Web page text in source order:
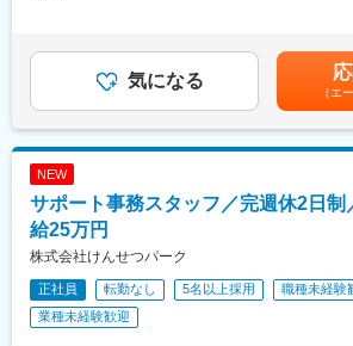
車、スマホ、半導体など世界を動かす製
す。
・業界トップクラスの信頼を武器に営業
・出張：月1～2回程度（日帰り～1泊）※
カーへ訪問
■福利厚生：
・受入作業
・ピッキング作業
・配達
であり、選考を通じて上下する可能性が
定手当を含めた表記です。
気になる
（エ
NEW
サポート事務スタッフ／完週休2日制
給25万円
株式会社けんせつパーク
正社員 転勤なし 5名以上採用
職種未経験
業種未経験歓迎